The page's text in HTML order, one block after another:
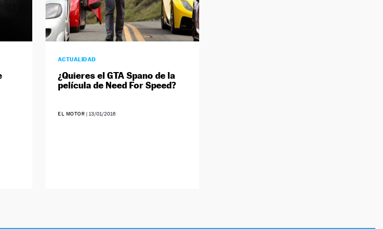
ACTUALIDAD
¿Quieres el GTA Spano de la
película de Need For Speed?
EL MOTOR | 13/01/2016